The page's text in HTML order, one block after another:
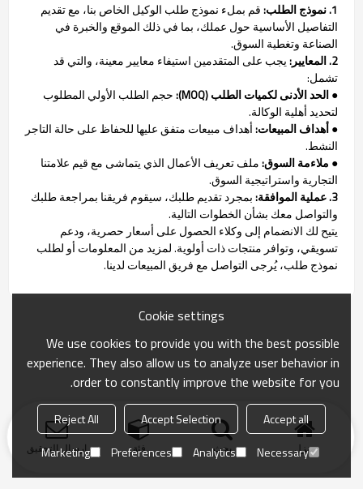
1. نموذج الطلب:
قم بملء نموذج طلب الوكيل الخاص بنا، مع تقديم
التفاصيل الأساسية حول عملك، بما في ذلك الموقع والخبرة في
الصناعة وتغطية السوق.
2. المعايير:
يجب على المتقدمين استيفاء معايير معينة، والتي قد
تشمل:
●الحد الأدنى لكميات الطلب (MOQ):
حجم الطلب الأولي المطلوب
لتحديد أهلية الوكالة.
●أهداف المبيعات:أهداف مبيعات متفق عليها للحفاظ على حالة التاجر
النشط.
● ملاءمة السوق:ملف تعريف الأعمال الذي يتماشى مع قيم علامتنا
التجارية واستراتيجية السوق.
3. عملية الموافقة:
بمجرد تقديم طلبك، سيقوم فريقنا بمراجعة طلبك
والتواصل معك بشأن الخطوات التالية.
يتيح لك الانضمام إلى وكلاء الحصول على أسعار حصرية، ودعم
تسويقي، وتوافر منتجات ذات أولوية. لمزيد من المعلومات أو لطلب
نموذج طلب، يُرجى التواصل مع فريق المبيعات لدينا.
منزل بحث فئة ارسال التحقيق
Cookie settings
We use cookies to provide you with the best possible
experience. They also allow us to analyze user behavior in
order to constantly improve the website for you.
Accept all
Accept Selection
Reject All
Necessary
Analytics
Preferences
Marketing